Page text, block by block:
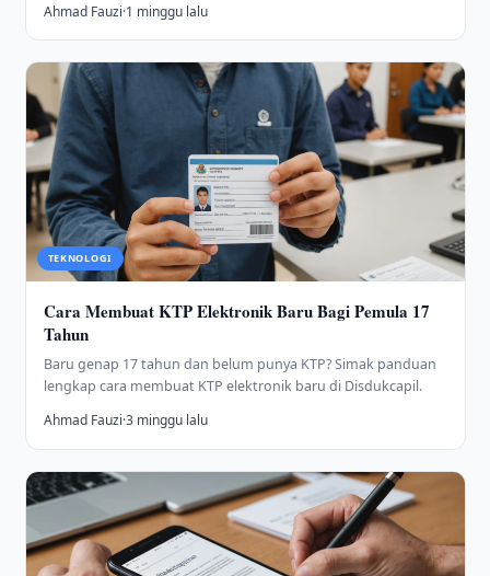
Ahmad Fauzi·1 minggu lalu
TEKNOLOGI
Cara Membuat KTP Elektronik Baru Bagi Pemula 17
Tahun
Baru genap 17 tahun dan belum punya KTP? Simak panduan
lengkap cara membuat KTP elektronik baru di Disdukcapil.
Ahmad Fauzi·3 minggu lalu